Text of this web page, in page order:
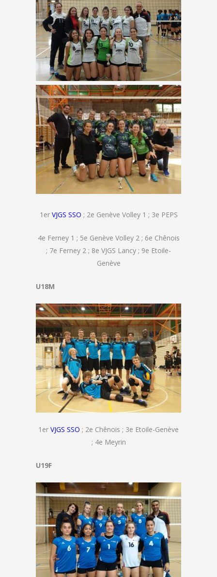
1er VJGS SSO ; 2e Genève Volley 1 ; 3e PEPS
4e Ferney 1 ; 5e Genève Volley 2 ; 6e Chênois
; 7e Ferney 2 ; 8e VJGS Lancy ; 9e Etoile-
Genève
U18M
1er VJGS SSO ; 2e Chênois ; 3e Etoile-Genève
; 4e Meyrin
U19F